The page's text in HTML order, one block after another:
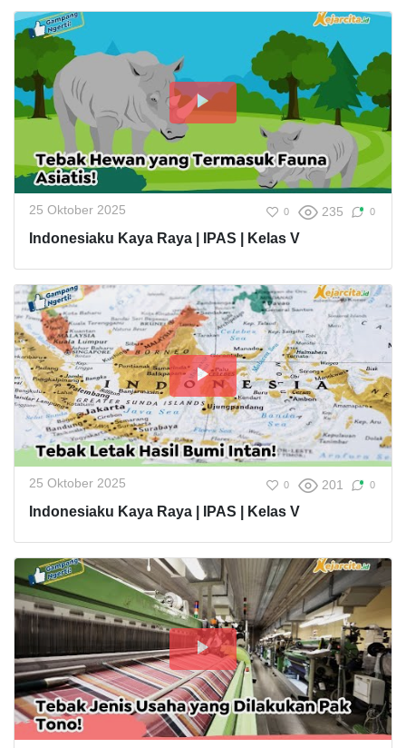
25 Oktober 2025 0 235 0
Indonesiaku Kaya Raya | IPAS | Kelas V
25 Oktober 2025 0 201 0
Indonesiaku Kaya Raya | IPAS | Kelas V